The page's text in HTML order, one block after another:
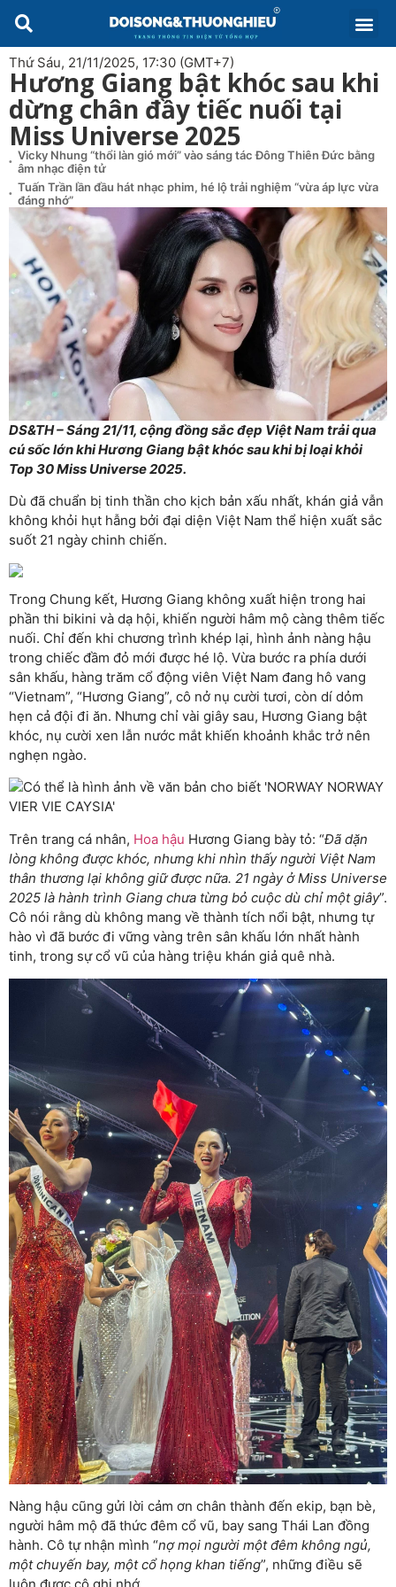
Thứ Sáu, 21/11/2025, 17:30 (GMT+7)
Hương Giang bật khóc sau khi
dừng chân đầy tiếc nuối tại
Miss Universe 2025
Vicky Nhung “thổi làn gió mới” vào sáng tác Đông Thiên Đức bằng
âm nhạc điện tử
Tuấn Trần lần đầu hát nhạc phim, hé lộ trải nghiệm “vừa áp lực vừa
đáng nhớ”
DS&TH – Sáng 21/11, cộng đồng sắc đẹp Việt Nam trải qua
cú sốc lớn khi Hương Giang bật khóc sau khi bị loại khỏi
Top 30 Miss Universe 2025.
Dù đã chuẩn bị tinh thần cho kịch bản xấu nhất, khán giả vẫn
không khỏi hụt hẫng bởi đại diện Việt Nam thể hiện xuất sắc
suốt 21 ngày chinh chiến.
Trong Chung kết, Hương Giang không xuất hiện trong hai
phần thi bikini và dạ hội, khiến người hâm mộ càng thêm tiếc
nuối. Chỉ đến khi chương trình khép lại, hình ảnh nàng hậu
trong chiếc đầm đỏ mới được hé lộ. Vừa bước ra phía dưới
sân khấu, hàng trăm cổ động viên Việt Nam đang hô vang
“Vietnam”, “Hương Giang”, cô nở nụ cười tươi, còn dí dỏm
hẹn cả đội đi ăn. Nhưng chỉ vài giây sau, Hương Giang bật
khóc, nụ cười xen lẫn nước mắt khiến khoảnh khắc trở nên
nghẹn ngào.
Trên trang cá nhân, Hoa hậu Hương Giang bày tỏ: “Đã dặn
lòng không được khóc, nhưng khi nhìn thấy người Việt Nam
thân thương lại không giữ được nữa. 21 ngày ở Miss Universe
2025 là hành trình Giang chưa từng bỏ cuộc dù chỉ một giây”.
Cô nói rằng dù không mang về thành tích nổi bật, nhưng tự
hào vì đã bước đi vững vàng trên sân khấu lớn nhất hành
tinh, trong sự cổ vũ của hàng triệu khán giả quê nhà.
Nàng hậu cũng gửi lời cảm ơn chân thành đến ekip, bạn bè,
người hâm mộ đã thức đêm cổ vũ, bay sang Thái Lan đồng
hành. Cô tự nhận mình “nợ mọi người một đêm không ngủ,
một chuyến bay, một cổ họng khan tiếng”, những điều sẽ